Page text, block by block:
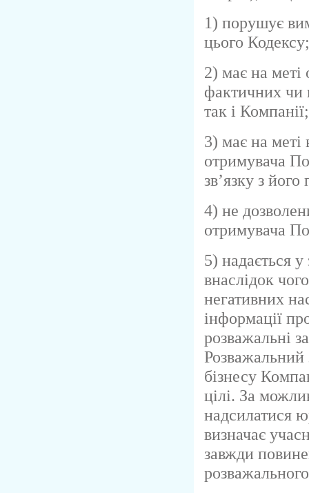
1) порушує
цього Кодексу;
2) має на меті
фактичних чи
так і Компанії;
3) має на
отримувача
зв’язку з
4) не
отримувача
5) надається
внаслідок
негативних
інформації
розважальні
Розважальний
бізнесу
цілі. За
надсилатися
визначає
завжди